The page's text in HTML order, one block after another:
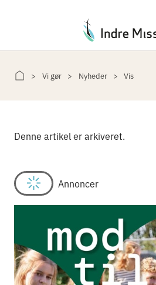
Vi gør Nyheder Vis
Denne artikel er arkiveret.
Annoncer